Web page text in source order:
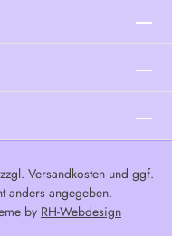
Versandkostenund ggf.
anders angegeben.
by RH-Webdesign